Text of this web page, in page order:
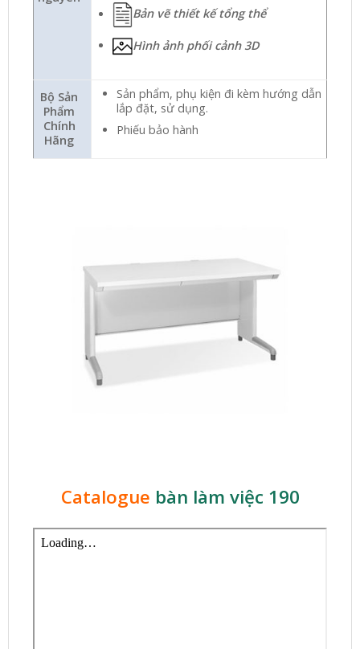
Bản vẽ thiết kế tổng thể
Hình ảnh phối cảnh 3D
Bộ Sản
Phẩm
Chính
Hãng
Sản phẩm, phụ kiện đi kèm hướng dẫn
lắp đặt, sử dụng.
Phiếu bảo hành
Catalogue bàn làm việc 190